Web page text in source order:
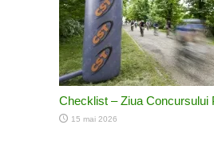
Checklist – Ziua Concursului
15 mai 2026